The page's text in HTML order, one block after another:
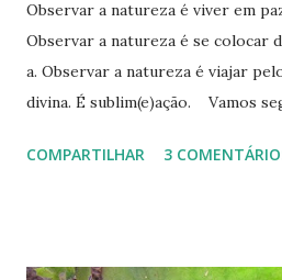
Observar a natureza é viver em
Observar a natureza é se colocar
a. Observar a natureza é viajar
divina. É sublim(e)ação. Vamos
--------------------------
COMPARTILHAR 3